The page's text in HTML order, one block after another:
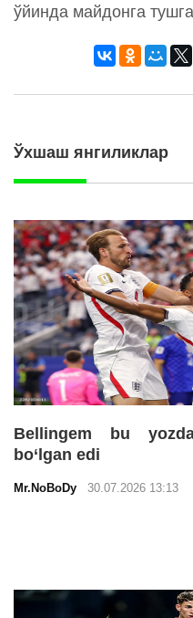
ўйинда майдонга
Ўхшаш янгиликлар
Bellingem bu
bo‘lgan edi
Mr.NoBoDy 30.07.2026 13:13